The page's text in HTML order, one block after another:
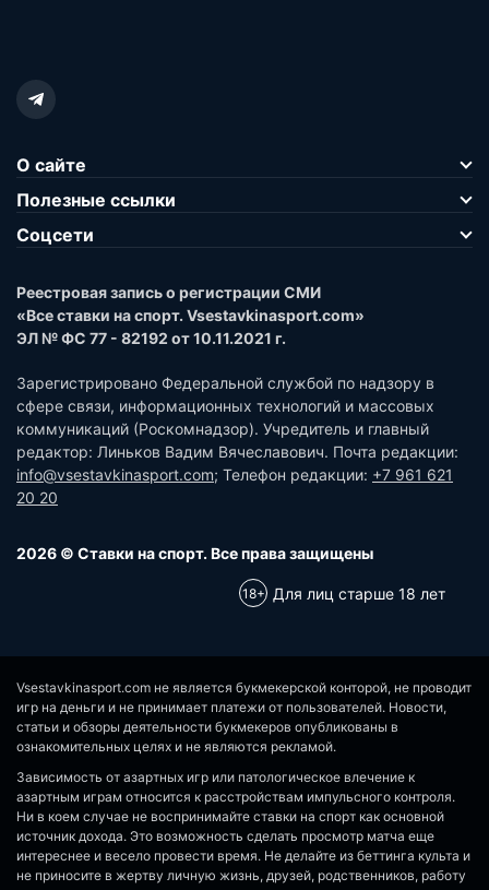
О сайте
Полезные ссылки
Соцсети
Реестровая запись о регистрации СМИ
«Все ставки на спорт. Vsestavkinasport.com»
ЭЛ № ФС 77 - 82192 от 10.11.2021 г.
Зарегистрировано Федеральной службой по надзору в
сфере связи, информационных технологий и массовых
коммуникаций (Роскомнадзор). Учредитель и главный
редактор: Линьков Вадим Вячеславович. Почта редакции:
info@vsestavkinasport.com; Телефон редакции: +7 961 621
20 20
2026 © Ставки на спорт. Все права защищены
Для лиц старше 18 лет
Vsestavkinasport.com не является букмекерской конторой, не проводит
игр на деньги и не принимает платежи от пользователей. Новости,
статьи и обзоры деятельности букмекеров опубликованы в
ознакомительных целях и не являются рекламой.
Зависимость от азартных игр или патологическое влечение к
азартным играм относится к расстройствам импульсного контроля.
Ни в коем случае не воспринимайте ставки на спорт как основной
источник дохода. Это возможность сделать просмотр матча еще
интереснее и весело провести время. Не делайте из беттинга культа и
не приносите в жертву личную жизнь, друзей, родственников, работу